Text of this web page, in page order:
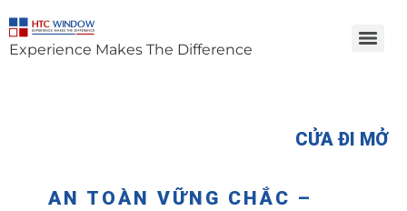
Experience Makes The Difference
CỬA ĐI MỞ
AN TOÀN VỮNG CHẮC –